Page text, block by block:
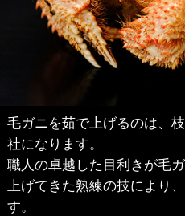
毛ガニを茹で上げるのは、
社になります。
職人の卓越した目利きが毛
上げてきた熟練の技により
す。